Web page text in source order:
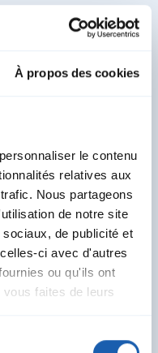
À propos des cookies
le contenu
relatives aux
Nous partageons
de notre site
de publicité et
ci avec d'autres
ou qu'ils ont
vous faites de leurs
&